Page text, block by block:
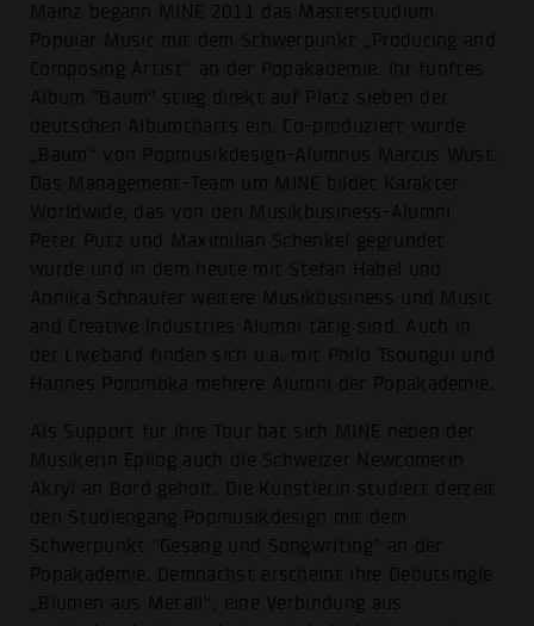
Mainz begann MINE 2011 das Masterstudium
Popular Music mit dem Schwerpunkt „Producing and
Composing Artist“ an der Popakademie. Ihr fünftes
Album "Baum" stieg direkt auf Platz sieben der
deutschen Albumcharts ein. Co-produziert wurde
„Baum“ von Popmusikdesign-Alumnus Marcus Wüst.
Das Management-Team um MINE bildet Karakter
Worldwide, das von den Musikbusiness-Alumni
Peter Putz und Maximilian Schenkel gegründet
wurde und in dem heute mit Stefan Habel und
Annika Schnaufer weitere Musikbusiness und Music
and Creative Industries Alumni tätig sind. Auch in
der Liveband finden sich u.a. mit Philo Tsoungui und
Hannes Porombka mehrere Alumni der Popakademie.
Als Support für ihre Tour hat sich MINE neben der
Musikerin Epilog auch die Schweizer Newcomerin
Akryl an Bord geholt. Die Künstlerin studiert derzeit
den Studiengang Popmusikdesign mit dem
Schwerpunkt "Gesang und Songwriting" an der
Popakademie. Demnächst erscheint ihre Debütsingle
„Blumen aus Metall“, eine Verbindung aus